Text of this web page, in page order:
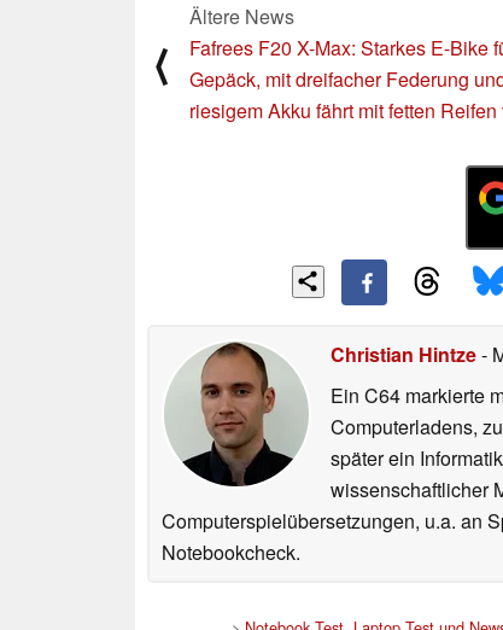
⟨
Ältere News
Fafrees F20 X-Max: Starkes E-Bike
Gepäck, mit dreifacher Federung
riesigem Akku fährt mit fetten Reifen
Christian Hintze-
Ein C64 markierte
Computerladens,
später ein
wissenschaftlicher
Computerspielübersetzungen, u.a. an
Notebookcheck.